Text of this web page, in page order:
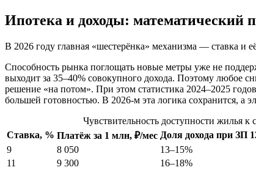
Ипотека и доходы: математический
В 2026 году главная «шестерёнка» механизма — ставка
Способность рынка поглощать новые метры уже не
выходит за 35–40% совокупного дохода. Поэтому любое
решение «на потом». При этом статистика 2024–2025
большей готовностью. В 2026-м эта логика сохранится, а
Чувствительность доступности жилья к
Ставка, % Платёж за 1 млн, ₽/мес Доля дохода при ЗП
9
8 050 13–15%
11
9 300 16–18%